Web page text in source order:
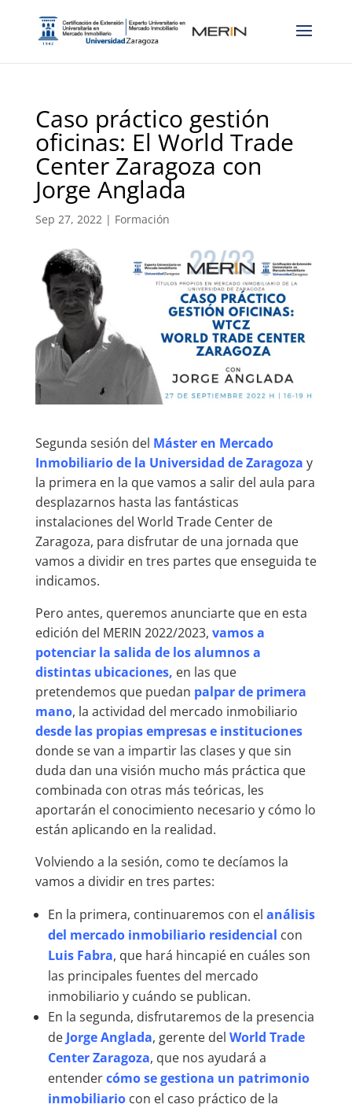
Caso práctico gestión
oficinas: El World Trade
Center Zaragoza con
Jorge Anglada
Sep 27, 2022| Formación
Segunda sesión del Máster en Mercado
Inmobiliario de la Universidad de Zaragoza y
la primera en la que vamos a salir del aula para
desplazarnos hasta las fantásticas
instalaciones del World Trade Center de
Zaragoza, para disfrutar de una jornada que
vamos a dividir en tres partes que enseguida te
indicamos.
Pero antes, queremos anunciarte que en esta
edición del MERIN 2022/2023, vamos a
potenciar la salida de los alumnos a
distintas ubicaciones, en las que
pretendemos que puedan palpar de primera
mano, la actividad del mercado inmobiliario
desde las propias empresas e instituciones
donde se van a impartir las clases y que sin
duda dan una visión mucho más práctica que
combinada con otras más teóricas, les
aportarán el conocimiento necesario y cómo lo
están aplicando en la realidad.
Volviendo a la sesión, como te decíamos la
vamos a dividir en tres partes:
En la primera, continuaremos con el análisis
del mercado inmobiliario residencial con
Luis Fabra, que hará hincapié en cuáles son
las principales fuentes del mercado
inmobiliario y cuándo se publican.
En la segunda, disfrutaremos de la presencia
de Jorge Anglada, gerente del World Trade
Center Zaragoza, que nos ayudará a
entendercómo se gestiona un patrimonio
inmobiliariocon el caso práctico de la